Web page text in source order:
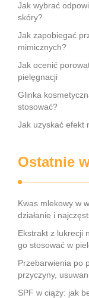
Jak wybrać
skóry?
Jak zapobiegać
mimicznych?
Jak ocenić
pielęgnacji
Glinka
stosować?
Jak uzyskać efekt
Ostatnie
Kwas mlekowy w
działanie i
Ekstrakt z lukrecji
go stosować w
Przebarwienia po
przyczyny,
SPF w ciąży: jak